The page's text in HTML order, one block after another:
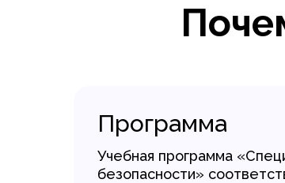
Программа
Учебная программа
безопасности»